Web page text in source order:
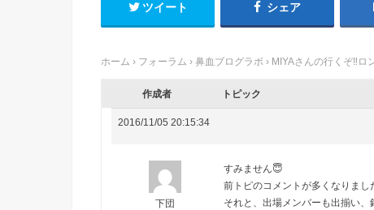
ツイート シェア
ホーム › フォーラム › 鼻血ブログラボ › MIYAさんの行くぞ‼️ ロ
作成者 トピック
2016/11/05 20:15:34
下団
すみません😇
前トピのコメントが多くなりま
それと、出場メンバーも出揃い、